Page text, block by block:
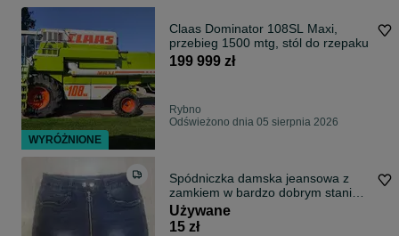
Claas Dominator 108SL Maxi,
przebieg 1500 mtg, stól do rzepaku
199 999 zł
Rybno
Odświeżono dnia 05 sierpnia 2026
Spódniczka damska jeansowa z
zamkiem w bardzo dobrym stanie.
Rozmiar S
Używane
15 zł
WYRÓŻNIONE